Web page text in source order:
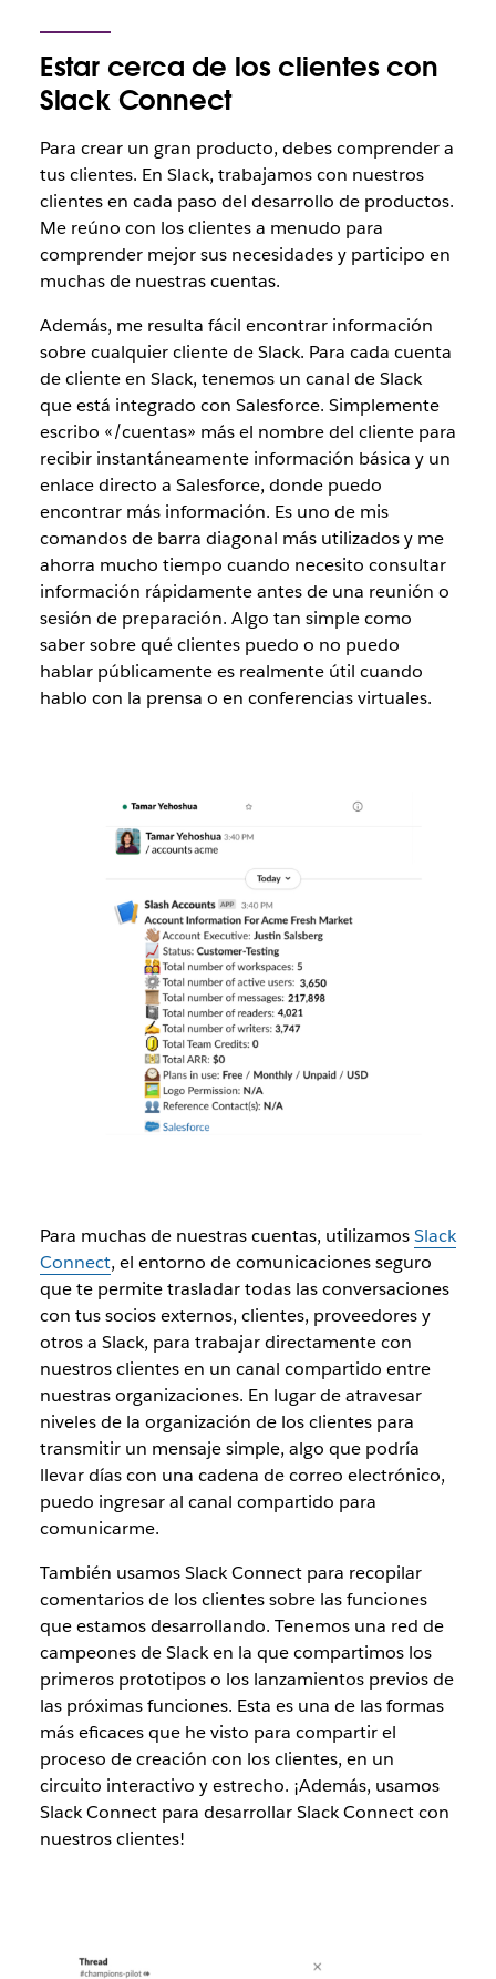
Estar cerca de los clientes con
Slack Connect
Para crear un gran producto, debes comprender a
tus clientes. En Slack, trabajamos con nuestros
clientes en cada paso del desarrollo de productos.
Me reúno con los clientes a menudo para
comprender mejor sus necesidades y participo en
muchas de nuestras cuentas.
Además, me resulta fácil encontrar información
sobre cualquier cliente de Slack. Para cada cuenta
de cliente en Slack, tenemos un canal de Slack
que está integrado con Salesforce. Simplemente
escribo «/cuentas» más el nombre del cliente para
recibir instantáneamente información básica y un
enlace directo a Salesforce, donde puedo
encontrar más información. Es uno de mis
comandos de barra diagonal más utilizados y me
ahorra mucho tiempo cuando necesito consultar
información rápidamente antes de una reunión o
sesión de preparación. Algo tan simple como
saber sobre qué clientes puedo o no puedo
hablar públicamente es realmente útil cuando
hablo con la prensa o en conferencias virtuales.
Para muchas de nuestras cuentas, utilizamosSlack
Connect, el entorno de comunicaciones seguro
que te permite trasladar todas las conversaciones
con tus socios externos, clientes, proveedores y
otros a Slack, para trabajar directamente con
nuestros clientes en un canal compartido entre
nuestras organizaciones. En lugar de atravesar
niveles de la organización de los clientes para
transmitir un mensaje simple, algo que podría
llevar días con una cadena de correo electrónico,
puedo ingresar al canal compartido para
comunicarme.
También usamos Slack Connect para recopilar
comentarios de los clientes sobre las funciones
que estamos desarrollando. Tenemos una red de
campeones de Slack en la que compartimos los
primeros prototipos o los lanzamientos previos de
las próximas funciones. Esta es una de las formas
más eficaces que he visto para compartir el
proceso de creación con los clientes, en un
circuito interactivo y estrecho. ¡Además, usamos
Slack Connect para desarrollar Slack Connect con
nuestros clientes!